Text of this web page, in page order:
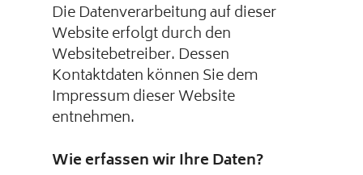
Die Datenverarbeitung auf dieser
Website erfolgt durch den
Websitebetreiber. Dessen
Kontaktdaten können Sie dem
Impressum dieser Website
entnehmen.
Wie erfassen wir Ihre Daten?